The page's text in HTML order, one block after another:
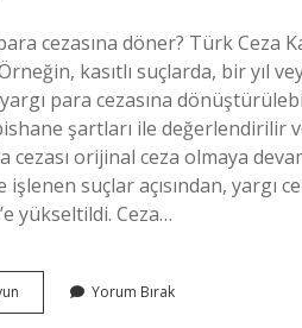
cezasına döner? Türk Ceza
kasıtlı suçlarda, bir yıl
para cezasına
şartları ile değerlendirilir
cezası orijinal ceza olmaya
suçlar açısından, yargı
yükseltildi. Ceza…
Suçlara
Yorum Bırak